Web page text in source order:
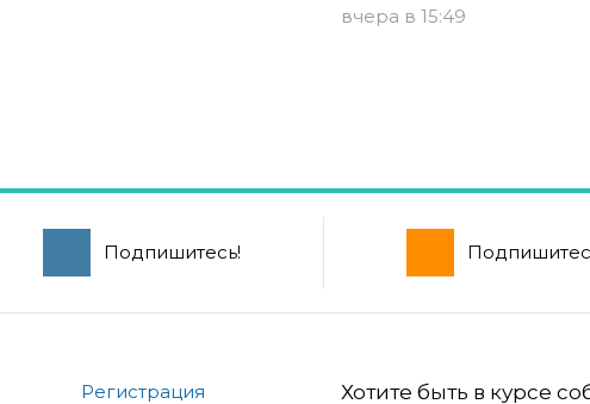
вчера в 15:49
Подпишитесь!
Регистрация Хотите быть в курсе